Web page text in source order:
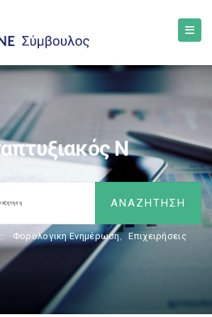
Ν
Φορολογικη Ενημέρωση, Επιχειρήσεις